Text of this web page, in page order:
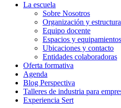
La escuela
Sobre Nosotros
Organización y estructura
Equipo docente
Espacios y equipamientos
Ubicaciones y contacto
Entidades colaboradoras
Oferta formativa
Agenda
Blog Perspectiva
Talleres de industria para
Experiencia Sert